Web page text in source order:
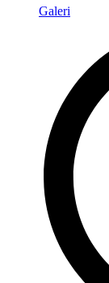
Galeri